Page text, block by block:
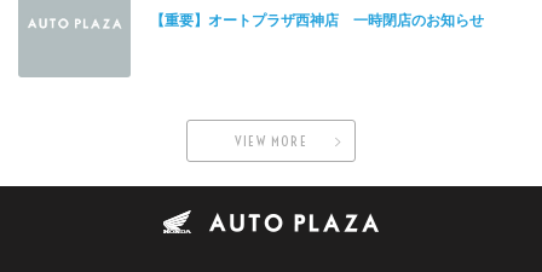
【重要】オートプラザ西神店 一時閉店のお知らせ
VIEW MORE